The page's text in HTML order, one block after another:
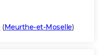
(Meurthe-et-Moselle)